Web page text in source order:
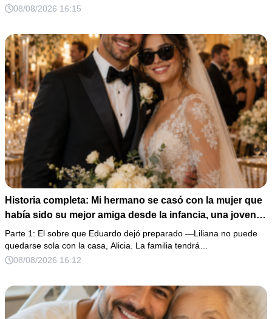
08/08/2026 16:15
Historia completa: Mi hermano se casó con la mujer que
había sido su mejor amiga desde la infancia, una joven
ciega a la que protegió durante toda su vida. Tras su
fallecimiento, ella me entregó un sobre y me confesó la
verdadera razón por la que él la eligió a ella por encima
Parte 1: El sobre que Eduardo dejó preparado —Liliana no puede
quedarse sola con la casa, Alicia. La familia tendrá…
08/08/2026 16:12